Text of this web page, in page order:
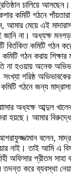
চালিয়ে
কমিটি গঠনে
মেয়ে এই
না। অধ্যক্ষ
কমিটি গঠন
গঠন করায় শিক্ষার
না হওয়ায় অনেক
সংখ্যা গরিষ্ঠ
গঠনে জন্য
অধ্যক্ষ আব্দুল
করা হয়ছে। আমার
বলেন,
নাই। তাই আমি এ
অফিসার প্রীতম
তদন্ত করে ব্যবস্থা